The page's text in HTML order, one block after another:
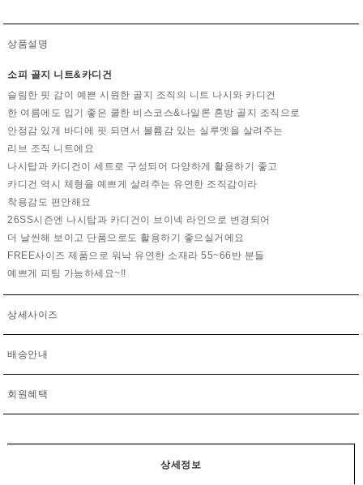
상품설명
소피 골지 니트&카디건
슬림한 핏 감이 예쁜 시원한 골지 조직의 니트 나시와 카디건
한 여름에도 입기 좋은 쿨한 비스코스&나일론 혼방 골지 조직으로
안정감 있게 바디에 핏 되면서 볼륨감 있는 실루엣을 살려주는
리브 조직 니트에요
나시탑과 카디건이 세트로 구성되어 다양하게 활용하기 좋고
카디건 역시 체형을 예쁘게 살려주는 유연한 조직감이라
착용감도 편안해요
26SS시즌엔 나시탑과 카디건이 브이넥 라인으로 변경되어
더 날씬해 보이고 단품으로도 활용하기 좋으실거에요
FREE사이즈 제품으로 워낙 유연한 소재라 55~66반 분들
예쁘게 피팅 가능하세요~!!
상세사이즈
배송안내
회원혜택
상세정보